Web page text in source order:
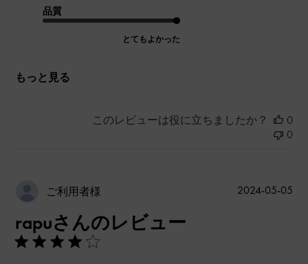
品質
とてもよかった
もっと見る
このレビューは役に立ちましたか？
0
0
ご利用者様
rapuさんのレビュー
公
2024-05-05